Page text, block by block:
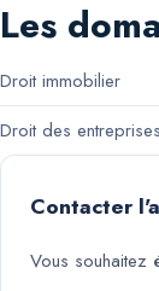
Les
Droit immobilier
Droit des
Contacter
Vous souhaitez